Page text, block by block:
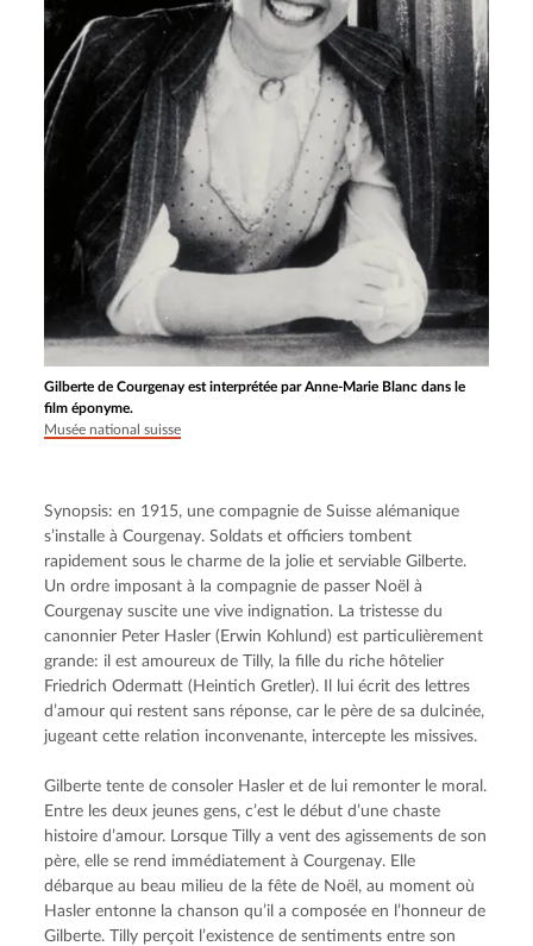
Gilberte de Courgenay est interprétée par Anne-Marie Blanc dans le
film éponyme.
Musée national suisse
Synopsis: en 1915, une compagnie de Suisse alémanique
s’installe à Courgenay. Soldats et officiers tombent
rapidement sous le charme de la jolie et serviable Gilberte.
Un ordre imposant à la compagnie de passer Noël à
Courgenay suscite une vive indignation. La tristesse du
canonnier Peter Hasler (Erwin Kohlund) est particulièrement
grande: il est amoureux de Tilly, la fille du riche hôtelier
Friedrich Odermatt (Heintich Gretler). Il lui écrit des lettres
d’amour qui restent sans réponse, car le père de sa dulcinée,
jugeant cette relation inconvenante, intercepte les missives.
Gilberte tente de consoler Hasler et de lui remonter le moral.
Entre les deux jeunes gens, c’est le début d’une chaste
histoire d’amour. Lorsque Tilly a vent des agissements de son
père, elle se rend immédiatement à Courgenay. Elle
débarque au beau milieu de la fête de Noël, au moment où
Hasler entonne la chanson qu’il a composée en l’honneur de
Gilberte. Tilly perçoit l’existence de sentiments entre son